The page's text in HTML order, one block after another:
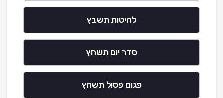
להיטות תשבץ
סדר יום תשחץ
פגום פסול תשחץ